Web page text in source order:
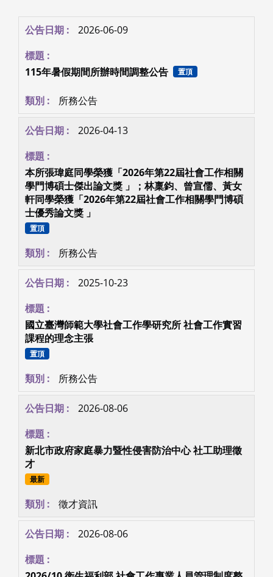
2026-06-09
115年暑假期間所辦時間調整公告 置頂
所務公告
2026-04-13
本所張瑋庭同學榮獲「2026年第22屆社會工作相關
學門博碩士傑出論文獎 」；林稟鈞、曾宣儒、黃女
軒同學榮獲「2026年第22屆社會工作相關學門博碩
士優秀論文獎 」
置頂
所務公告
2025-10-23
國立臺灣師範大學社會工作學研究所 社會工作實習
課程的理念主張
置頂
所務公告
2026-08-06
新北市政府家庭暴力暨性侵害防治中心 社工助理徵
才
最新
徵才資訊
2026-08-06